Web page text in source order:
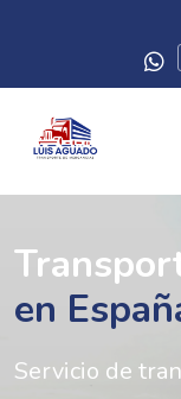
en
Servicio de